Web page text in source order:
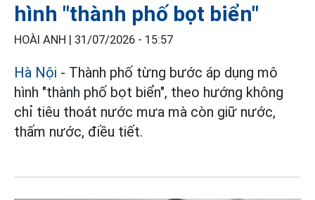
hình "thành phố bọt biển"
HOÀI ANH | 31/07/2026 - 15:57
Hà Nội - Thành phố từng bước áp dụng mô
hình "thành phố bọt biển", theo hướng không
chỉ tiêu thoát nước mưa mà còn giữ nước,
thấm nước, điều tiết.